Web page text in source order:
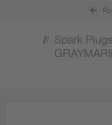
Spark